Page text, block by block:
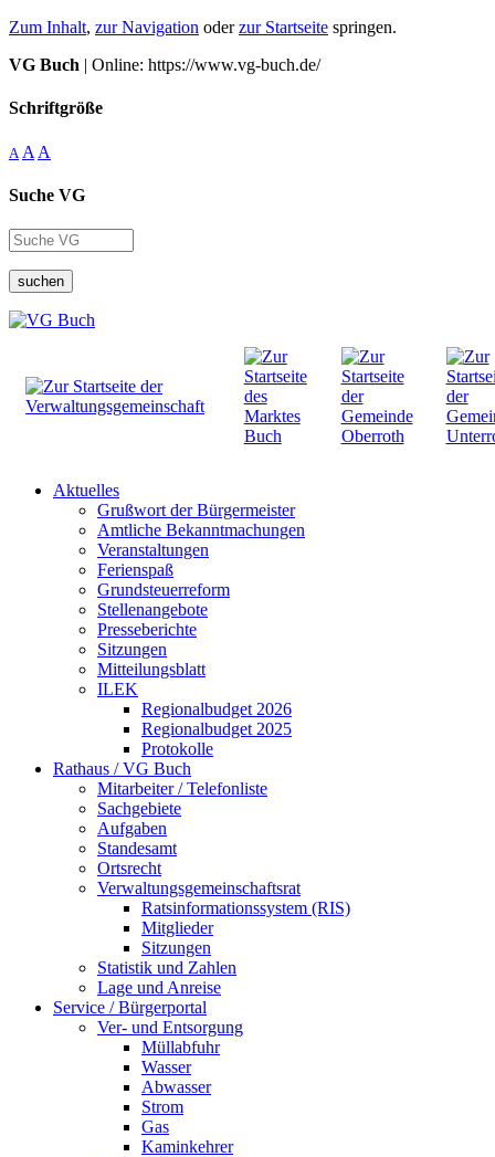
Zum Inhalt, zur Navigation oderzur Startseite springen.
VG Buch | Online: https://www.vg-buch.de/
Schriftgröße
A A A
Suche VG
suchen
Aktuelles
Grußwort der Bürgermeister
Amtliche Bekanntmachungen
Veranstaltungen
Ferienspaß
Grundsteuerreform
Stellenangebote
Presseberichte
Sitzungen
Mitteilungsblatt
ILEK
Regionalbudget 2026
Regionalbudget 2025
Protokolle
Rathaus / VG Buch
Mitarbeiter / Telefonliste
Sachgebiete
Aufgaben
Standesamt
Ortsrecht
Verwaltungsgemeinschaftsrat
Ratsinformationssystem (RIS)
Mitglieder
Sitzungen
Statistik und Zahlen
Lage und Anreise
Service / Bürgerportal
Ver- und Entsorgung
Müllabfuhr
Wasser
Abwasser
Strom
Gas
Kaminkehrer